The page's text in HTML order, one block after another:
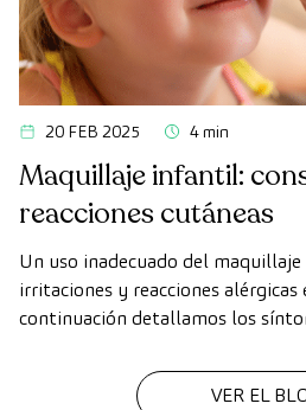
20 FEB 2025 4 min
Maquillaje infantil:
reacciones cutáneas
Un uso inadecuado del
irritaciones y reacciones
continuación detallamos los
usar el maquillaje de una forma
VER EL